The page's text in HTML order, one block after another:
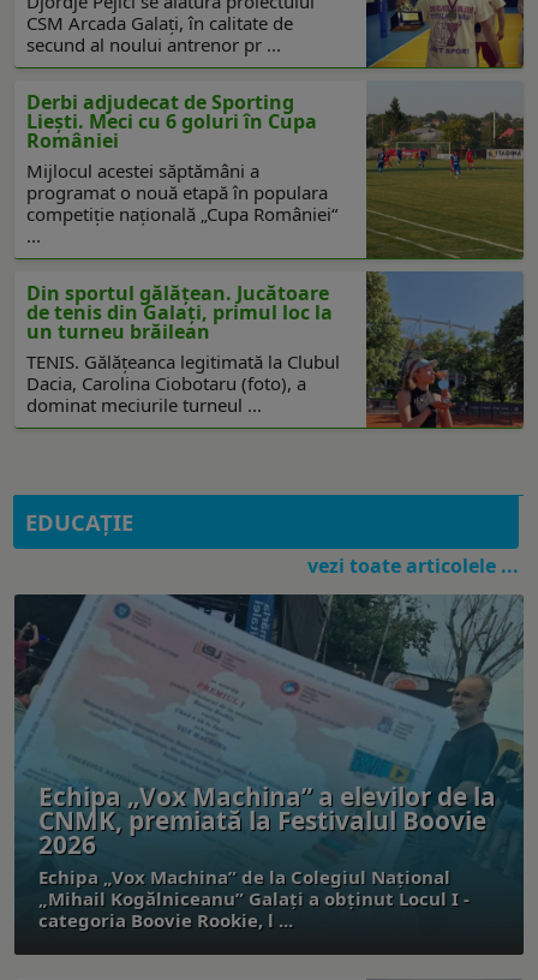
CSM Arcada Galați, în calitate de
secund al noului antrenor pr ...
Derbi adjudecat de Sporting
Liești. Meci cu 6 goluri în Cupa
României
Mijlocul acestei săptămâni a
programat o nouă etapă în populara
competiție națională „Cupa României“
...
Din sportul gălățean. Jucătoare
de tenis din Galați, primul loc la
un turneu brăilean
TENIS. Gălățeanca legitimată la Clubul
Dacia, Carolina Ciobotaru (foto), a
dominat meciurile turneul ...
EDUCAŢIE
vezi toate articolele ...
Echipa „Vox Machina” a elevilor de la
CNMK, premiată la Festivalul Boovie
2026
Echipa „Vox Machina” de la Colegiul Național
„Mihail Kogălniceanu” Galați a obținut Locul I -
categoria Boovie Rookie, l ...